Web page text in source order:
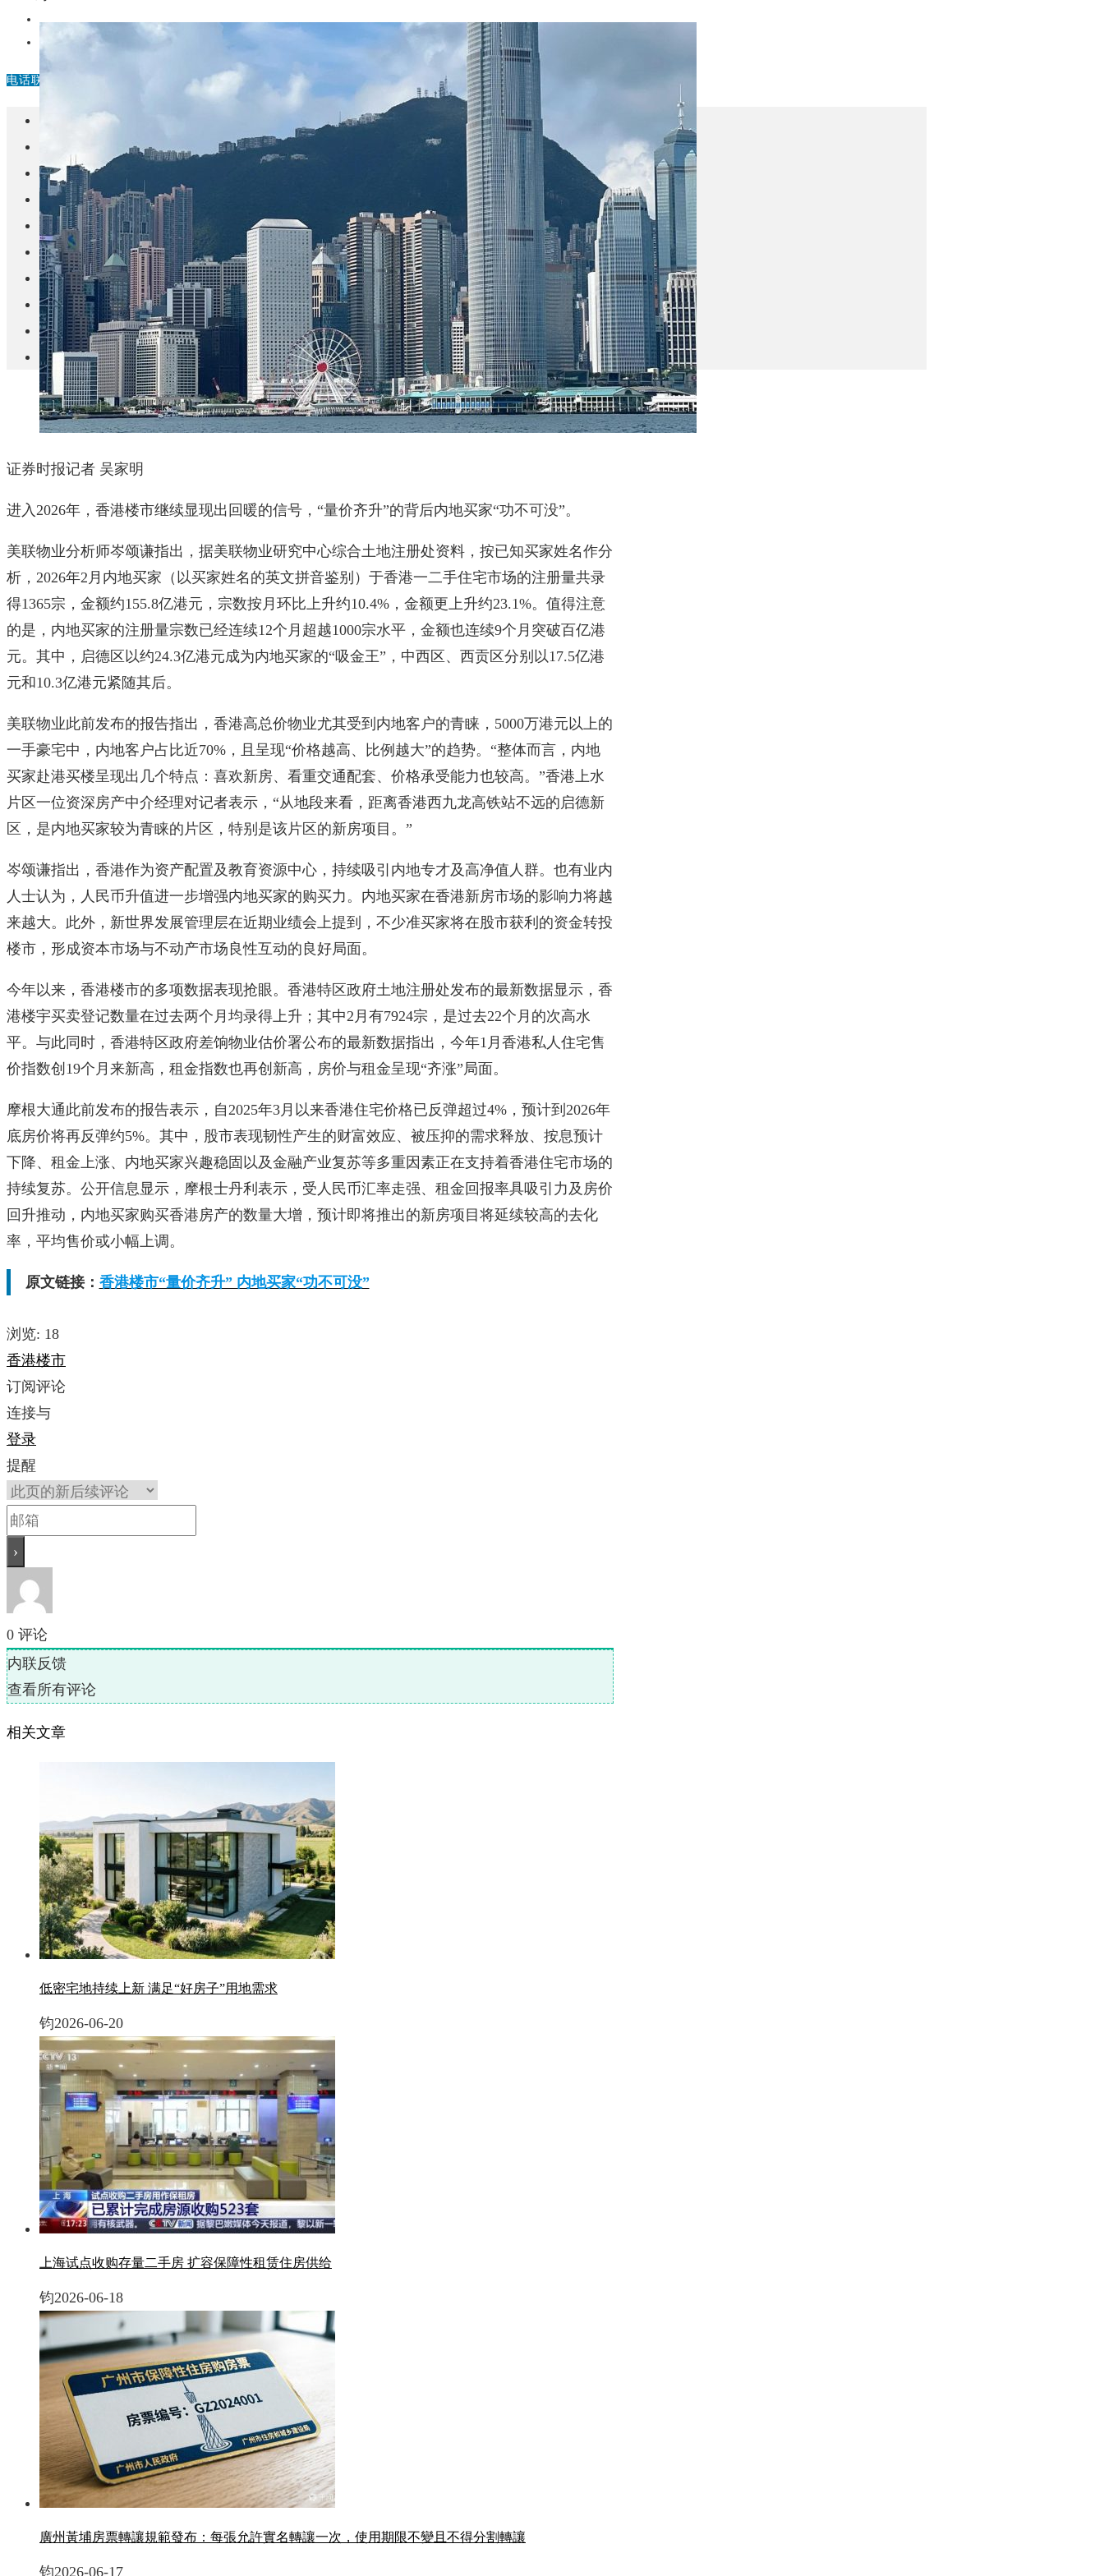
中国
电话联系
学校
住宅
自建房
东莞
城市更新
房产政策
中国
其他
证券时报记者 吴家明
进入2026年，香港楼市继续显现出回暖的信号，“量价齐升”的背后内地买家“功不可没”。
美联物业分析师岑颂谦指出，据美联物业研究中心综合土地注册处资料，按已知买家姓名作分
析，2026年2月内地买家（以买家姓名的英文拼音鉴别）于香港一二手住宅市场的注册量共录
得1365宗，金额约155.8亿港元，宗数按月环比上升约10.4%，金额更上升约23.1%。值得注意
的是，内地买家的注册量宗数已经连续12个月超越1000宗水平，金额也连续9个月突破百亿港
元。其中，启德区以约24.3亿港元成为内地买家的“吸金王”，中西区、西贡区分别以17.5亿港
元和10.3亿港元紧随其后。
美联物业此前发布的报告指出，香港高总价物业尤其受到内地客户的青睐，5000万港元以上的
一手豪宅中，内地客户占比近70%，且呈现“价格越高、比例越大”的趋势。“整体而言，内地
买家赴港买楼呈现出几个特点：喜欢新房、看重交通配套、价格承受能力也较高。”香港上水
片区一位资深房产中介经理对记者表示，“从地段来看，距离香港西九龙高铁站不远的启德新
区，是内地买家较为青睐的片区，特别是该片区的新房项目。”
岑颂谦指出，香港作为资产配置及教育资源中心，持续吸引内地专才及高净值人群。也有业内
人士认为，人民币升值进一步增强内地买家的购买力。内地买家在香港新房市场的影响力将越
来越大。此外，新世界发展管理层在近期业绩会上提到，不少准买家将在股市获利的资金转投
楼市，形成资本市场与不动产市场良性互动的良好局面。
今年以来，香港楼市的多项数据表现抢眼。香港特区政府土地注册处发布的最新数据显示，香
港楼宇买卖登记数量在过去两个月均录得上升；其中2月有7924宗，是过去22个月的次高水
平。与此同时，香港特区政府差饷物业估价署公布的最新数据指出，今年1月香港私人住宅售
价指数创19个月来新高，租金指数也再创新高，房价与租金呈现“齐涨”局面。
摩根大通此前发布的报告表示，自2025年3月以来香港住宅价格已反弹超过4%，预计到2026年
底房价将再反弹约5%。其中，股市表现韧性产生的财富效应、被压抑的需求释放、按息预计
下降、租金上涨、内地买家兴趣稳固以及金融产业复苏等多重因素正在支持着香港住宅市场的
持续复苏。公开信息显示，摩根士丹利表示，受人民币汇率走强、租金回报率具吸引力及房价
回升推动，内地买家购买香港房产的数量大增，预计即将推出的新房项目将延续较高的去化
率，平均售价或小幅上调。
原文链接： 香港楼市“量价齐升” 内地买家“功不可没”
浏览: 18
香港楼市
订阅评论
连接与
登录
提醒
0 评论
内联反馈
查看所有评论
相关文章
低密宅地持续上新 满足“好房子”用地需求
钧2026-06-20
上海试点收购存量二手房 扩容保障性租赁住房供给
钧2026-06-18
廣州黃埔房票轉讓規範發布：每張允許實名轉讓一次，使用期限不變且不得分割轉讓
钧2026-06-17